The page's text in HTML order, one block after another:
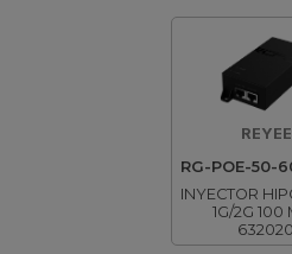
REYEE
RG-POE-50-
INYECTOR
1G/2G 100
632020